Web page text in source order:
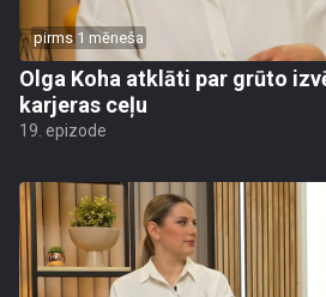
pirms 1 mēneša
Olga Koha atklāti par grūto
karjeras ceļu
19. epizode